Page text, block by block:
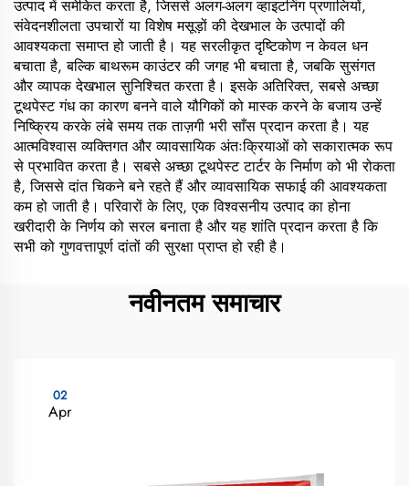
उत्पाद में समेकित करता है, जिससे अलग-अलग व्हाइटनिंग प्रणालियों,
संवेदनशीलता उपचारों या विशेष मसूड़ों की देखभाल के उत्पादों की
आवश्यकता समाप्त हो जाती है। यह सरलीकृत दृष्टिकोण न केवल धन
बचाता है, बल्कि बाथरूम काउंटर की जगह भी बचाता है, जबकि सुसंगत
और व्यापक देखभाल सुनिश्चित करता है। इसके अतिरिक्त, सबसे अच्छा
टूथपेस्ट गंध का कारण बनने वाले यौगिकों को मास्क करने के बजाय उन्हें
निष्क्रिय करके लंबे समय तक ताज़गी भरी साँस प्रदान करता है। यह
आत्मविश्वास व्यक्तिगत और व्यावसायिक अंतःक्रियाओं को सकारात्मक रूप
से प्रभावित करता है। सबसे अच्छा टूथपेस्ट टार्टर के निर्माण को भी रोकता
है, जिससे दांत चिकने बने रहते हैं और व्यावसायिक सफाई की आवश्यकता
कम हो जाती है। परिवारों के लिए, एक विश्वसनीय उत्पाद का होना
खरीदारी के निर्णय को सरल बनाता है और यह शांति प्रदान करता है कि
सभी को गुणवत्तापूर्ण दांतों की सुरक्षा प्राप्त हो रही है।
नवीनतम समाचार
02
Apr